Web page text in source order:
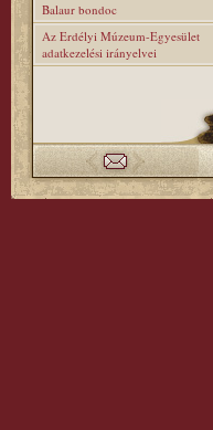
Balaur bondoc
Az Erdélyi Múzeum-Egyesület
adatkezelési irányelvei